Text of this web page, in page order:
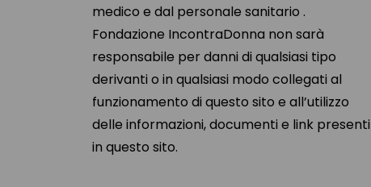
medico e dal personale sanitario .
Fondazione IncontraDonna non sarà
responsabile per danni di qualsiasi tipo
derivanti o in qualsiasi modo collegati al
funzionamento di questo sito e all’utilizzo
delle informazioni, documenti e link presenti
in questo sito.